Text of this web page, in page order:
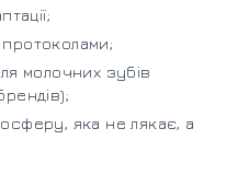
молочних зубів
яка не лякає, а